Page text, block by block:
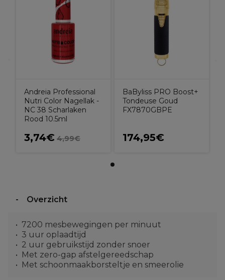
Andreia Professional
Nutri Color Nagellak -
NC 38 Scharlaken
Rood 10.5ml
3,74€ 4,99€
BaByliss PRO Boost+
Tondeuse Goud
FX7870GBPE
174,95€
Overzicht
7200 mesbewegingen per minuut
3 uur oplaadtijd
2 uur gebruikstijd zonder snoer
Met zero-gap afstelgereedschap
Met schoonmaakborsteltje en smeerolie